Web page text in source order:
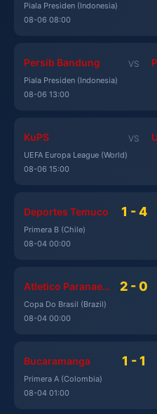
Piala Presiden (Indonesia)
08-06 08:00
Persib Bandung VS
Piala Presiden (Indonesia)
08-06 13:00
KuPS VS
UEFA Europa League (World)
08-06 15:00
Deportes Temuco 1 - 4
Primera B (Chile)
08-04 00:00
Atletico Paranaense 2 - 0
Copa Do Brasil (Brazil)
08-04 00:00
Bucaramanga 1 - 1
Primera A (Colombia)
08-04 01:00